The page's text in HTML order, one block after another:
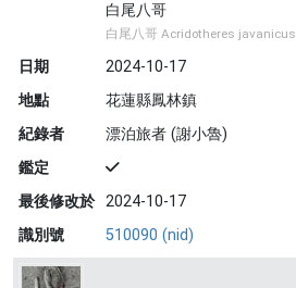
白尾八哥
白尾八哥 Acridotheres javanicus
日期
2024-10-17
地點
花蓮縣鳳林鎮
紀錄者
漂泊旅者 (謝小魯)
鑑定
最後修改於 2024-10-17
識別號
510090 (nid)